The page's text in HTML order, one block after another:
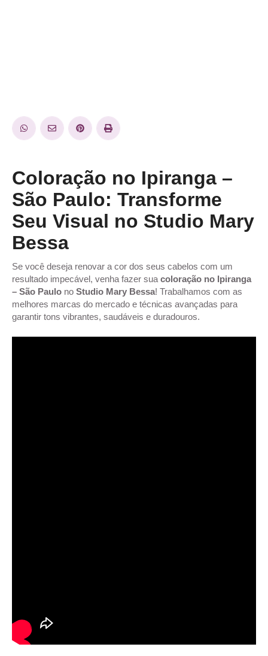
Coloração no Ipiranga –
São Paulo: Transforme
Seu Visual no Studio Mary
Bessa
Se você deseja renovar a cor dos seus cabelos com um
resultado impecável, venha fazer sua coloração no Ipiranga
– São Paulo no Studio Mary Bessa! Trabalhamos com as
melhores marcas do mercado e técnicas avançadas para
garantir tons vibrantes, saudáveis e duradouros.